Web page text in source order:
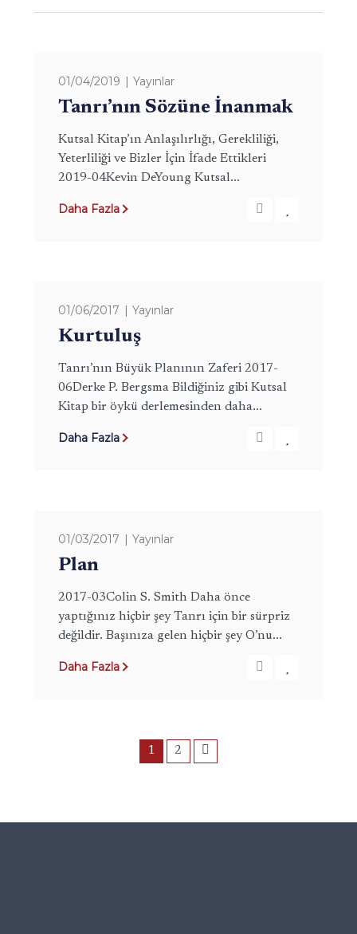
01/04/2019 Yayınlar
Tanrı’nın Sözüne İnanmak
Kutsal Kitap’ın Anlaşılırlığı, Gerekliliği,
Yeterliliği ve Bizler İçin İfade Ettikleri
2019-04Kevin DeYoung Kutsal...
Daha Fazla
01/06/2017 Yayınlar
Kurtuluş
Tanrı’nın Büyük Planının Zaferi 2017-
06Derke P. Bergsma Bildiğiniz gibi Kutsal
Kitap bir öykü derlemesinden daha...
Daha Fazla
01/03/2017 Yayınlar
Plan
2017-03Colin S. Smith Daha önce
yaptığınız hiçbir şey Tanrı için bir sürpriz
değildir. Başınıza gelen hiçbir şey O’nu...
Daha Fazla
1 2